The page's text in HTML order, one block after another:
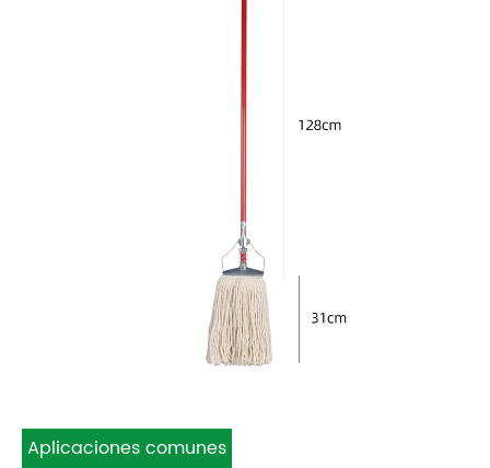
Aplicaciones comunes